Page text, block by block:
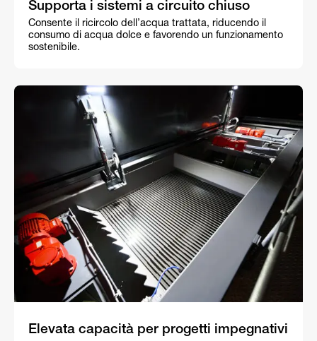
Supporta i sistemi a circuito chiuso
Consente il ricircolo dell’acqua trattata, riducendo il
consumo di acqua dolce e favorendo un funzionamento
sostenibile.
Elevata capacità per progetti impegnativi